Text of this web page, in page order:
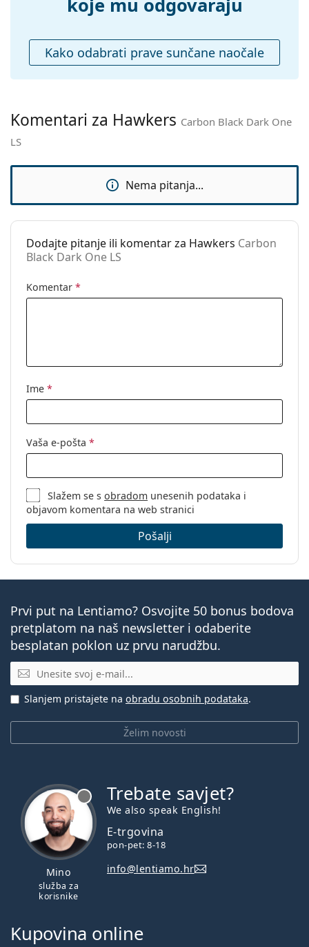
Ostalo
Spol:
Unisex
Kategorija:
Sunčane naočale
Upotreba:
Moda
koje mu odgovaraju
Kako odabrati prave sunčane naočale
Komentari za Hawkers Carbon Black Dark One
LS
Nema pitanja...
Dodajte pitanje ili komentar za Hawkers Carbon
Black Dark One LS
Komentar *
Ime *
Vaša e-pošta *
Slažem se sobradom unesenih podataka i
objavom komentara na web stranici
Pošalji
Prvi put na Lentiamo? Osvojite 50 bonus bodova
pretplatom na naš newsletter i odaberite
besplatan poklon uz prvu narudžbu.
E-mail
Želim novosti
Slanjem pristajete na obradu osobnih podataka.
Mino
služba za
korisnike
Trebate savjet?
We also speak English!
E-trgovina
pon-pet: 8-18
info@lentiamo.hr
Kupovina online